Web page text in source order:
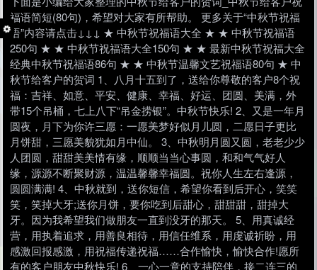
福语简短(80句)，希望对大家有所帮助。 更多关于“中秋节祝福
语”内容请点击↓↓↓ ★ 中秋节祝福语大全 ★ ★ 中秋节祝福语
250句 ★ ★ 中秋节祝福语大全150句 ★ ★ 最新中秋节祝福大全
经典中秋节祝福语86句 ★ ★ 中秋节温馨文艺祝福语80句 ★ 中
秋节给客户的贺词 1、八月十五到了，送给你尊敬的客户8个祝
福：吉祥、如意、平安、健康、幸福、好运、团圆、美满，外
带15个吊桶，七上八下“吊金捞银”。中秋节快乐! 2、又是一年月
圆夜，月下为你许三愿：一愿美梦好似月儿圆，二愿日子更比
月饼甜，三愿美貌犹如月中仙。 3、中秋明月圆又圆，老老少少
人团圆，甜甜美美情有缘，顺顺当当心事圆，和和气气好人
缘，源源不断聚财源，温温馨馨幸福圆。祝你人生左右逢源，
圆圆满满! 4、中秋就到，送你短信，希望你看到后开心，笑笑
笑，笑掉大牙;送你月饼，要你吃到后甜心，甜甜甜，甜掉大
牙。因为我希望我们做朋友一直到没牙的那天。 5、用真诚经
营，用执着追求，用善良相待，用信任维系，用虔诚祈盼，用
感激回报感激，用祝福传递祝福……合作愉快，愉快合作!愿所
有的客户朋友中秋快乐! 6、一心一意的支持陪伴，接二连三的